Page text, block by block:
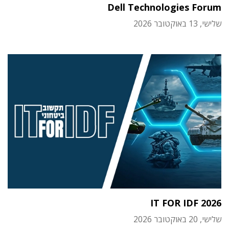
Dell Technologies Forum
שלישי, 13 באוקטובר 2026
IT FOR IDF 2026
שלישי, 20 באוקטובר 2026